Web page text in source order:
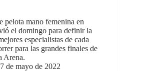
pelota mano femenina en
el domingo para definir la
especialistas de cada
para las grandes finales de
Arena.
de mayo de 2022